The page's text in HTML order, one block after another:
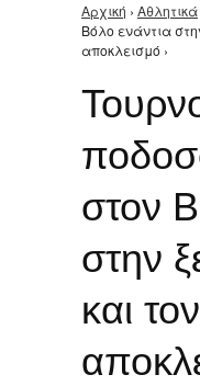
Είστε εδώ
Αρχική › Αθλητικά
Βόλο ενάντια
αποκλεισμό ›
στον
στην
και